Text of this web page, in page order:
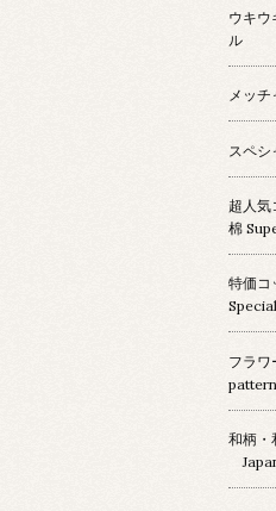
ウキウ
ル
メッチ
スペシ
超人気
棉
特価コ
フラ
和柄・